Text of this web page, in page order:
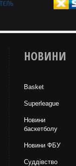
НОВИНИ
Basket
Superleague
Новини
баскетболу
Новини ФБУ
Суддівство